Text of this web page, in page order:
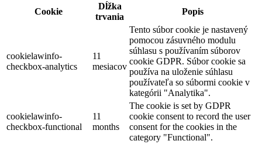
Cookie
Dĺžka
trvania
Popis
cookielawinfo-
checkbox-analytics
11
mesiacov
Tento súbor cookie je nastavený
pomocou zásuvného modulu
súhlasu s používaním súborov
cookie GDPR. Súbor cookie sa
používa na uloženie súhlasu
používateľa so súbormi cookie v
kategórii "Analytika".
cookielawinfo-
checkbox-functional
11
months
The cookie is set by GDPR
cookie consent to record the user
consent for the cookies in the
category "Functional".